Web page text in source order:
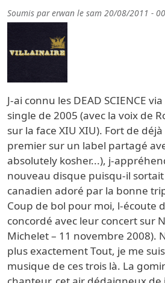
Soumis parerwan le sam 20/08/2011 -
J-ai connu les DEAD SCIENCE
single de 2005 (avec la voix de
sur la face XIU XIU). Fort de
premier sur un label partagé
absolutely kosher...), j-
nouveau disque puisqu-il
canadien adoré par la bonne
Coup de bol pour moi, l-écoute
concordé avec leur concert sur
Michelet – 11 novembre 2008).
plus exactement Tout, je me
musique de ces trois là. La